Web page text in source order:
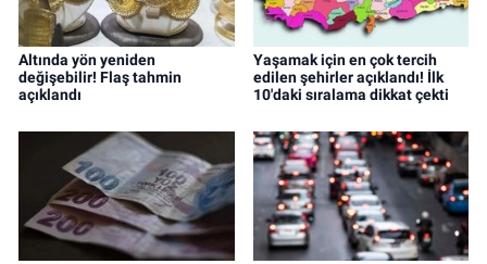
Altında yön yeniden
değişebilir! Flaş tahmin
açıklandı
Yaşamak için en çok tercih
edilen şehirler açıklandı! İlk
10'daki sıralama dikkat çekti